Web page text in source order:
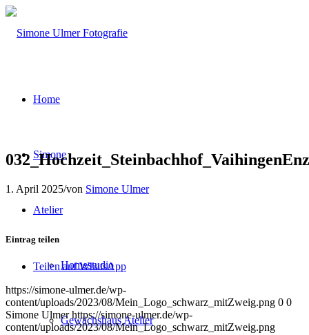
Home
Simone
Atelier
Homestudio
Gewächshaus Atelier
032_Hochzeit_Steinbachhof_VaihingenEnz
1. April 2025/von Simone Ulmer
Eintrag teilen
Teilen auf WhatsApp
https://simone-ulmer.de/wp-
content/uploads/2023/08/Mein_Logo_schwarz_mitZweig.png 0 0
Simone Ulmer https://simone-ulmer.de/wp-
content/uploads/2023/08/Mein_Logo_schwarz_mitZweig.png